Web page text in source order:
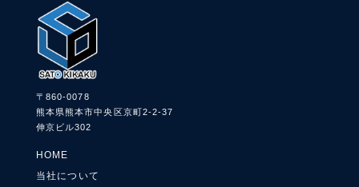
〒860-0078
熊本県熊本市中央区京町2-2-37
伸京ビル302
HOME
当社について